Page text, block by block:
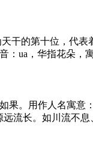
干的第十位，代
ua，华指花朵
果。用作人名寓
流长。如川流不